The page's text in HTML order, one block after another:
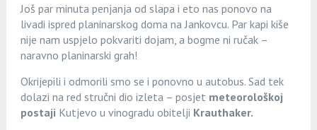
Još par minuta penjanja od slapa i eto nas ponovo na
livadi ispred planinarskog doma na Jankovcu. Par kapi kiše
nije nam uspjelo pokvariti dojam, a bogme ni ručak –
naravno planinarski grah!
Okrijepili i odmorili smo se i ponovno u autobus. Sad tek
dolazi na red stručni dio izleta – posjet meteorološkoj
postaji Kutjevo u vinogradu obitelji Krauthaker.